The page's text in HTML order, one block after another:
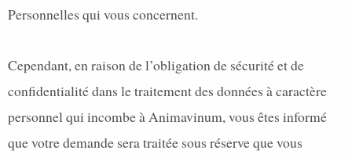
Personnelles qui vous concernent.
Cependant, en raison de l’obligation de sécurité et de
confidentialité dans le traitement des données à caractère
personnel qui incombe à Animavinum, vous êtes informé
que votre demande sera traitée sous réserve que vous